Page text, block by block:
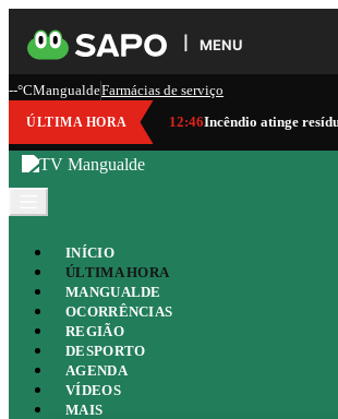
MENU
--°CMangualdeFarmácias de serviço
ÚLTIMA HORA 12:46
INÍCIO
ÚLTIMA HORA
MANGUALDE
OCORRÊNCIAS
REGIÃO
DESPORTO
AGENDA
VÍDEOS
MAIS